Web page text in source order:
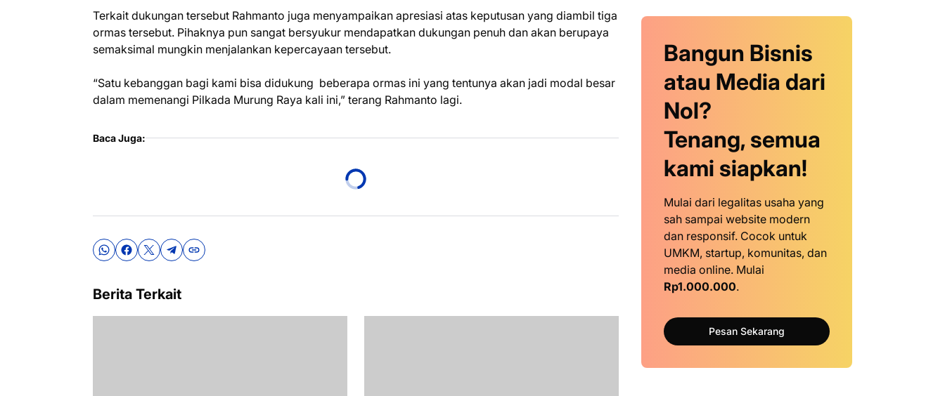
Terkait dukungan tersebut Rahmanto juga menyampaikan apresiasi atas keputusan yang diambil tiga
ormas tersebut. Pihaknya pun sangat bersyukur mendapatkan dukungan penuh dan akan berupaya
semaksimal mungkin menjalankan kepercayaan tersebut.
“Satu kebanggan bagi kami bisa didukung beberapa ormas ini yang tentunya akan jadi modal besar
dalam memenangi Pilkada Murung Raya kali ini,” terang Rahmanto lagi.
Baca Juga:
Berita Terkait
Bangun Bisnis
atau Media dari
Nol?
Tenang, semua
kami siapkan!
Mulai dari legalitas usaha yang
sah sampai website modern
dan responsif. Cocok untuk
UMKM, startup, komunitas, dan
media online. Mulai
Rp1.000.000.
Pesan Sekarang